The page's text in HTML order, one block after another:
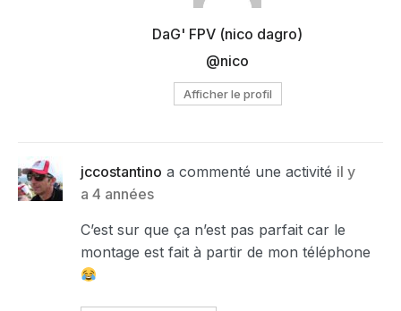
DaG' FPV (nico dagro)
@nico
Afficher le profil
jccostantino a commenté une activité il y
a 4 années
C’est sur que ça n’est pas parfait car le
montage est fait à partir de mon téléphone